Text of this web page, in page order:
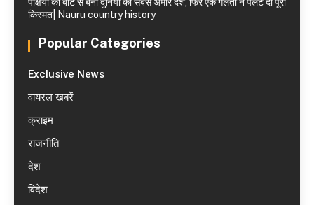
किस्मत| Nauru country history
Popular Categories
Exclusive News
वायरल खबरें
क्राइम
राजनीति
देश
विदेश